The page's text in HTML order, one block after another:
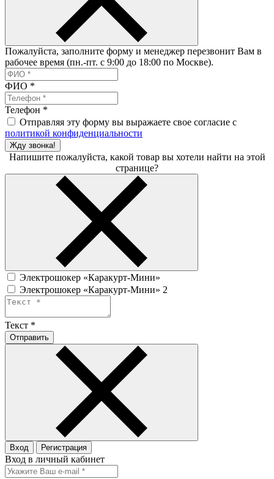
Пожалуйста, заполните форму и менеджер перезвонит Вам в
рабочее время (пн.-пт. с 9:00 до 18:00 по Москве).
ФИО *
Телефон *
Отправляя эту форму вы выражаете свое согласие с
политикой конфиденциальности
Жду звонка!
Напишите пожалуйста, какой товар вы хотели найти на этой
странице?
Электрошокер «Каракурт-Мини»
Электрошокер «Каракурт-Мини» 2
Текст *
Отправить
Вход Регистрация
Вход в личный кабинет